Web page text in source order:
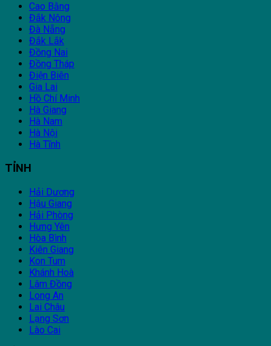
Cao Bằng
Đắk Nông
Đà Nẵng
Đắk Lắk
Đồng Nai
Đồng Tháp
Điện Biên
Gia Lai
Hồ Chí Minh
Hà Giang
Hà Nam
Hà Nội
Hà Tĩnh
TỈNH
Hải Dương
Hậu Giang
Hải Phòng
Hưng Yên
Hòa Bình
Kiên Giang
Kon Tum
Khánh Hoà
Lâm Đồng
Long An
Lai Châu
Lạng Sơn
Lào Cai